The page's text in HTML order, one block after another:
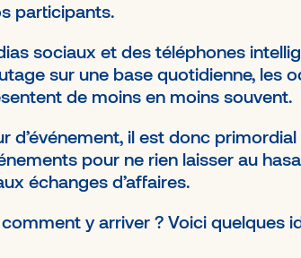
raisons principales d’assister à un
sociaux et des téléphones
sur une base quotidienne, les
d’événement, il est donc
pour ne rien laisser au